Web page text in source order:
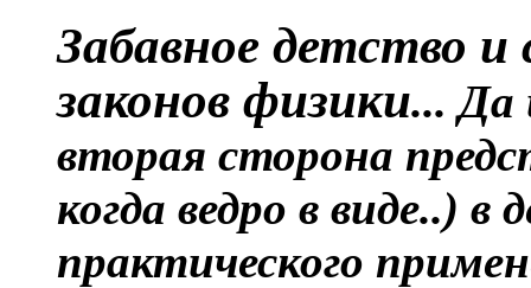
Забавное детство и
законов физики... Да
вторая сторона
когда ведро в виде..) в
практического